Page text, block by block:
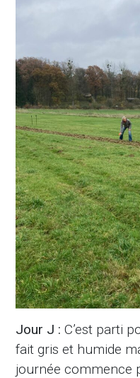
Jour J : C’est parti
fait gris et humide
journée commence